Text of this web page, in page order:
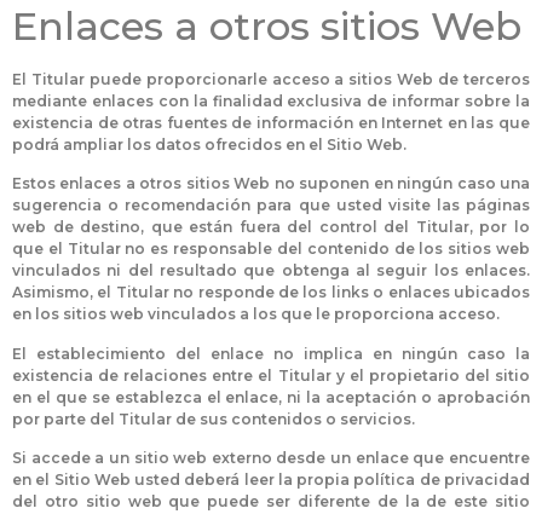
Enlaces a otros sitios Web
El Titular puede proporcionarle acceso a sitios Web de terceros
mediante enlaces con la finalidad exclusiva de informar sobre la
existencia de otras fuentes de información en Internet en las que
podrá ampliar los datos ofrecidos en el Sitio Web.
Estos enlaces a otros sitios Web no suponen en ningún caso una
sugerencia o recomendación para que usted visite las páginas
web de destino, que están fuera del control del Titular, por lo
que el Titular no es responsable del contenido de los sitios web
vinculados ni del resultado que obtenga al seguir los enlaces.
Asimismo, el Titular no responde de los links o enlaces ubicados
en los sitios web vinculados a los que le proporciona acceso.
El establecimiento del enlace no implica en ningún caso la
existencia de relaciones entre el Titular y el propietario del sitio
en el que se establezca el enlace, ni la aceptación o aprobación
por parte del Titular de sus contenidos o servicios.
Si accede a un sitio web externo desde un enlace que encuentre
en el Sitio Web usted deberá leer la propia política de privacidad
del otro sitio web que puede ser diferente de la de este sitio